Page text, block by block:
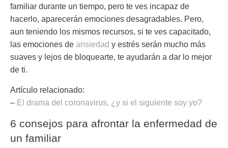
familiar durante un tiempo, pero te ves incapaz de
hacerlo, aparecerán emociones desagradables. Pero,
aun teniendo los mismos recursos, si te ves capacitado,
las emociones de ansiedad y estrés serán mucho más
suaves y lejos de bloquearte, te ayudarán a dar lo mejor
de ti.
Artículo relacionado:
– El drama del coronavirus, ¿y si el siguiente soy yo?
6 consejos para afrontar la enfermedad de
un familiar